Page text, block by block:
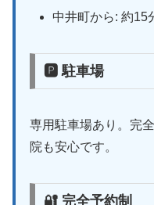
中井町から: 約15
🅿 駐車場
専用駐車場あり。完
院も安心です。
🔐 完全予約制